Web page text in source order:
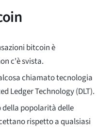
bitcoin è
c'è svista.
chiamato tecnologia
Ledger Technology (DLT).
popolarità delle
rispetto a qualsiasi